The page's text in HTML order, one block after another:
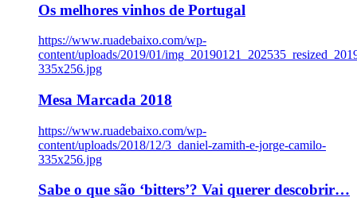
Os melhores vinhos de Portugal
https://www.ruadebaixo.com/wp-
content/uploads/2019/01/
335x256.jpg
Mesa Marcada 2018
https://www.ruadebaixo.com/wp-
content/uploads/2018/12/3_daniel-zamith-e-jorge-camilo-
335x256.jpg
Sabe o que são ‘bitters’? Vai querer descobrir…